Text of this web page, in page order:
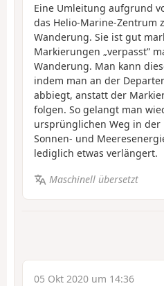
Eine Umleitung aufgrund
das Helio-Marine-Zentrum
Wanderung. Sie ist gut
Markierungen „verpasst”
Wanderung. Man kann
indem man an der
abbiegt, anstatt der
folgen. So gelangt man
ursprünglichen Weg in
Sonnen- und
lediglich etwas verlängert.
Maschinell übersetzt
05 Okt 2020 um 14:36